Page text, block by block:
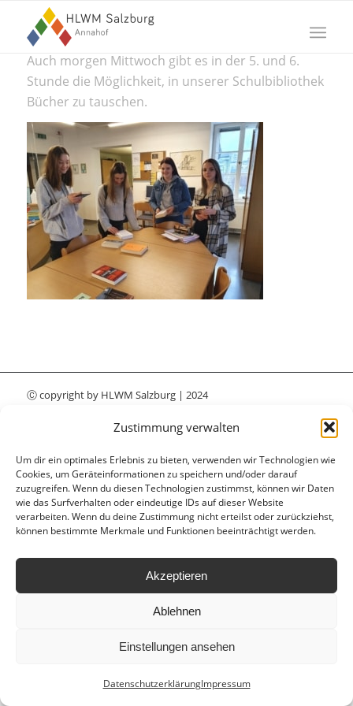
Zustimmung verwalten
Um dir ein optimales Erlebnis zu bieten, verwenden wir Technologien wie
Cookies, um Geräteinformationen zu speichern und/oder darauf
zuzugreifen. Wenn du diesen Technologien zustimmst, können wir Daten
wie das Surfverhalten oder eindeutige IDs auf dieser Website
verarbeiten. Wenn du deine Zustimmung nicht erteilst oder zurückziehst,
können bestimmte Merkmale und Funktionen beeinträchtigt werden.
Akzeptieren
Ablehnen
Einstellungen ansehen
DatenschutzerklärungImpressum
Auch morgen Mittwoch gibt es in der 5. und 6.
Stunde die Möglichkeit, in unserer Schulbibliothek
Bücher zu tauschen.
Ⓒ copyright by HLWM Salzburg| 2024
Datenschutzerklärung
Impressum